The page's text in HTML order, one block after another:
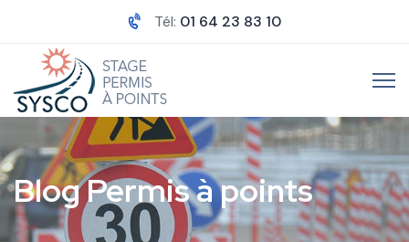
Tél: 01 64 23 83 10
Blog Permis à points